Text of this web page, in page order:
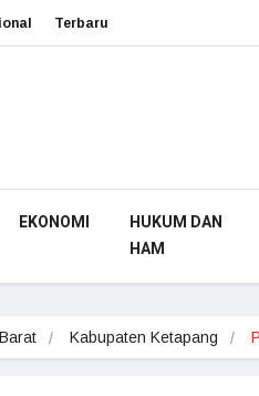
Terbaru
EKONOMI
HUKUM DAN
HAM
Kabupaten Ketapang